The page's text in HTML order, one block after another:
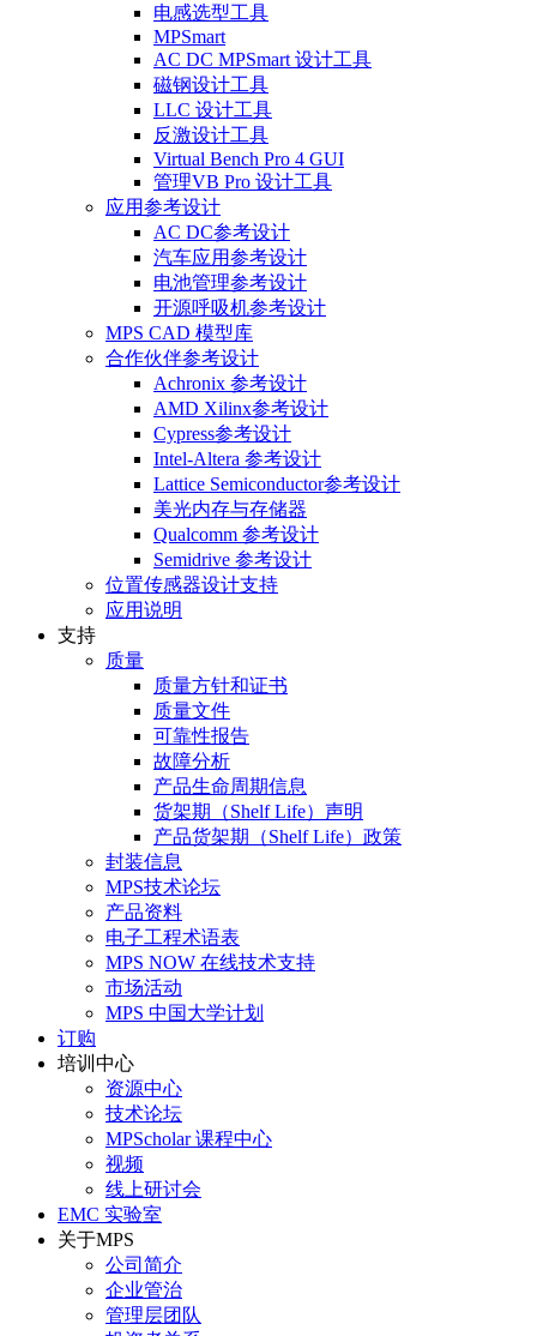
电感选型工具
MPSmart
AC DC MPSmart 设计工具
磁钢设计工具
LLC 设计工具
反激设计工具
Virtual Bench Pro 4 GUI
管理VB Pro 设计工具
应用参考设计
AC DC参考设计
汽车应用参考设计
电池管理参考设计
开源呼吸机参考设计
MPS CAD 模型库
合作伙伴参考设计
Achronix 参考设计
AMD Xilinx参考设计
Cypress参考设计
Intel-Altera 参考设计
Lattice Semiconductor参考设计
美光内存与存储器
Qualcomm 参考设计
Semidrive 参考设计
位置传感器设计支持
应用说明
支持
质量
质量方针和证书
质量文件
可靠性报告
故障分析
产品生命周期信息
货架期（Shelf Life）声明
产品货架期（Shelf Life）政策
封装信息
MPS技术论坛
产品资料
电子工程术语表
MPS NOW 在线技术支持
市场活动
MPS 中国大学计划
订购
培训中心
资源中心
技术论坛
MPScholar 课程中心
视频
线上研讨会
EMC 实验室
关于MPS
公司简介
企业管治
管理层团队